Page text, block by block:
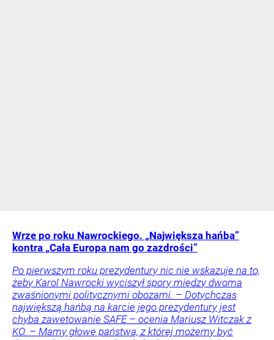
Wrze po roku Nawrockiego. „Największa hańba”
kontra „Cała Europa nam go zazdrości”
Po pierwszym roku prezydentury nic nie wskazuje na to,
żeby Karol Nawrocki wyciszył spory między dwoma
zwaśnionymi politycznymi obozami. – Dotychczas
największą hańbą na karcie jego prezydentury jest
chyba zawetowanie SAFE – ocenia Mariusz Witczak z
KO. – Mamy głowę państwa, z której możemy być